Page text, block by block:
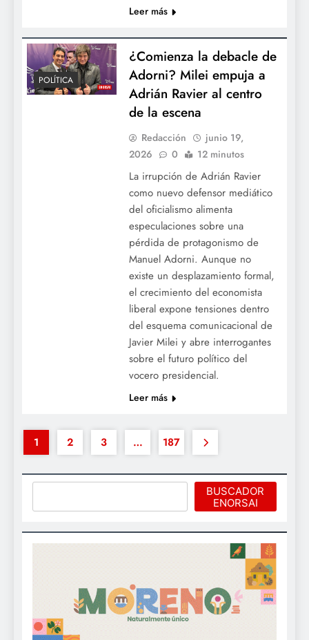
Leer más
POLÍTICA
¿Comienza la debacle de
Adorni? Milei empuja a
Adrián Ravier al centro
de la escena
Redacción
junio 19,
2026
0 12 minutos
La irrupción de Adrián Ravier
como nuevo defensor mediático
del oficialismo alimenta
especulaciones sobre una
pérdida de protagonismo de
Manuel Adorni. Aunque no
existe un desplazamiento formal,
el crecimiento del economista
liberal expone tensiones dentro
del esquema comunicacional de
Javier Milei y abre interrogantes
sobre el futuro político del
vocero presidencial.
Leer más
1 2 3 … 187
BUSCADOR
ENORSAI